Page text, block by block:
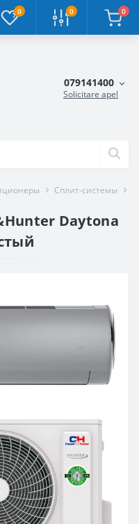
0 0 0
079141400
Solicitare apel
Сплит-системы
Daytona